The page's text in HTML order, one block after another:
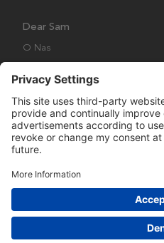
Dear Sam
O Nas